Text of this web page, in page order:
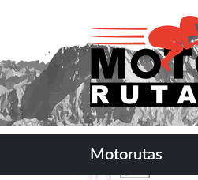
Motorutas
Rutas por
resumida